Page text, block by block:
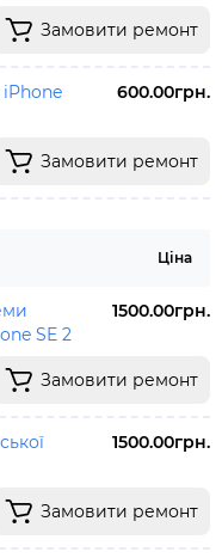
Замовити ремонт
600.00грн.
Замовити ремонт
Ціна
SE 2
1500.00грн.
Замовити ремонт
1500.00грн.
Замовити ремонт